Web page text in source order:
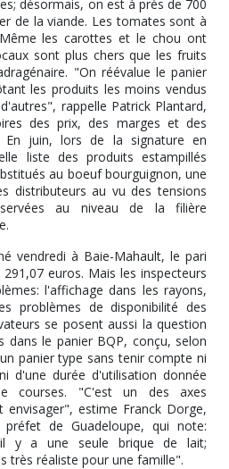
désormais, on est à près de 700
de la viande. Les tomates sont à
les carottes et le chou ont
sont plus chers que les fruits
"On réévalue le panier
les produits les moins vendus
rappelle Patrick Plantard,
des prix, des marges et des
En juin, lors de la signature en
liste des produits estampillés
au boeuf bourguignon, une
distributeurs au vu des tensions
au niveau de la filière
vendredi à Baie-Mahault, le pari
euros. Mais les inspecteurs
l'affichage dans les rayons,
problèmes de disponibilité des
se posent aussi la question
dans le panier BQP, conçu, selon
panier type sans tenir compte ni
d'une durée d'utilisation donnée
courses. "C'est un des axes
estime Franck Dorge,
de Guadeloupe, qui note:
y a une seule brique de lait;
très réaliste pour une famille".